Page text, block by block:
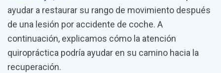
ayudar a restaurar su rango de movimiento después
de una lesión por accidente de coche. A
continuación, explicamos cómo la atención
quiropráctica podría ayudar en su camino hacia la
recuperación.